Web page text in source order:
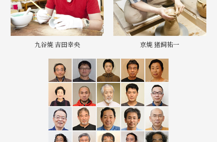
九谷焼 吉田幸央 京焼 猪飼祐一